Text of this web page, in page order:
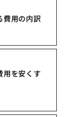
費用の内訳
用を安くす